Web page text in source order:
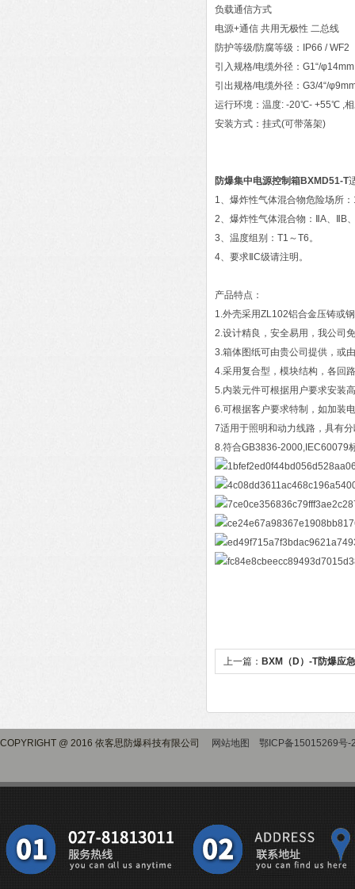
负载通信方式
电源+通信 共用无极性 二总线
防护等级/防腐等级：IP66 / WF2
引入规格/电缆外径：G1“/
引出规格/电缆外径：G3/4“/
运行环境：温度: -20℃- +55℃ ,
安装方式：挂式(可带落架)
防爆集中电源控制箱BXMD51-T
1、爆炸性气体混合物危险场所
2、爆炸性气体混合物：ⅡA、ⅡB
3、温度组别：T1～T6。
4、要求ⅡC级请注明。
产品特点：
1.外壳采用ZL102铝合金压铸或
2.设计精良，安全易用，我公司
3.箱体图纸可由贵公司提供，或
4.采用复合型，模块结构，各回
5.内装元件可根据用户要求安装
6.可根据客户要求特制，如加装
7适用于照明和动力线路，具有
8.符合GB3836-2000,IEC60079
上一篇： BXM（D）-T防爆应
COPYRIGHT @ 2016 依客思防爆科技有限公司 网站地图 鄂ICP备15015269号-